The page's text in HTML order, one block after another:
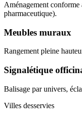
Aménagement
pharmaceutique).
Meubles muraux
Rangement pleine
Signalétique
Balisage par univers,
Villes desservies